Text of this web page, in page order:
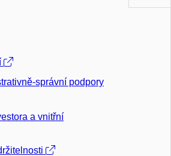
správní podpory
a vnitřní